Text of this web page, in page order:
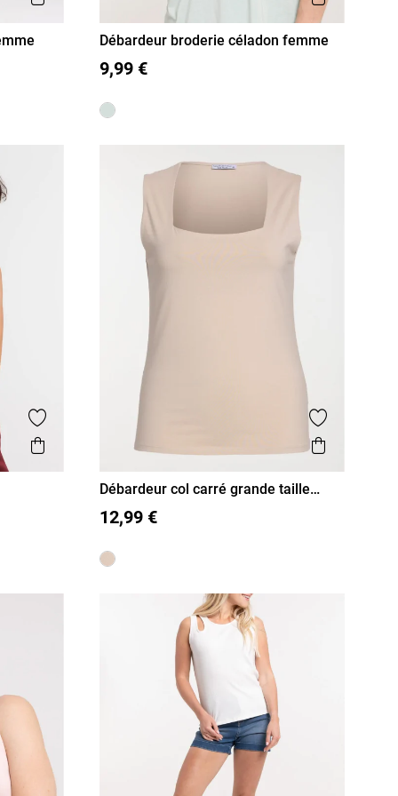
S M
Débardeur broderie céladon femme
9,99 €
Ajouter aux favoris
Aperçu rapide Ajouter
Aperçu
XL XXL
Débardeur col carré grande taille
12,99 €